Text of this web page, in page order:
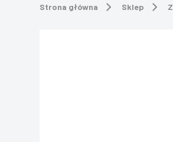
Strona główna Sklep